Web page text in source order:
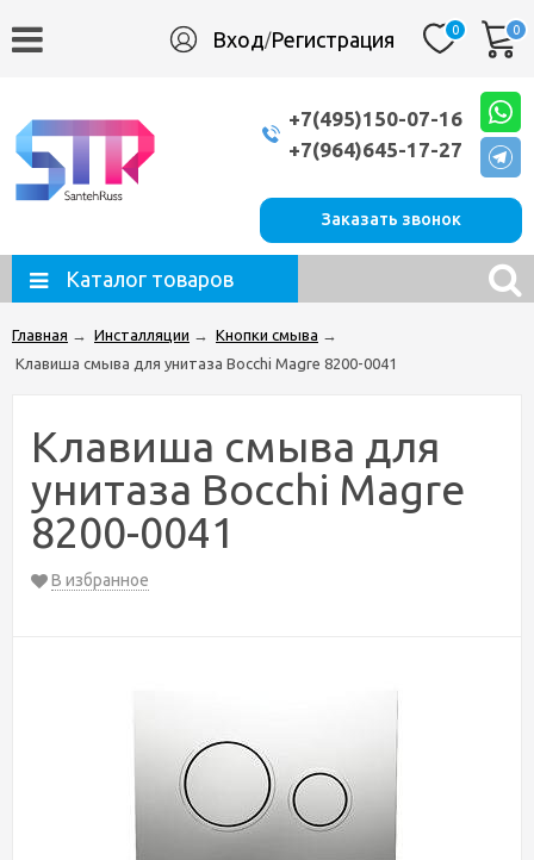
Вход/Регистрация 0 0
+7(495)150-07-16
+7(964)645-17-27
Заказать звонок
Каталог товаров
Главная → Инсталляции → Кнопки смыва →
Клавиша смыва для унитаза Bocchi Magre 8200-0041
Клавиша смыва для
унитаза Bocchi Magre
8200-0041
В избранное